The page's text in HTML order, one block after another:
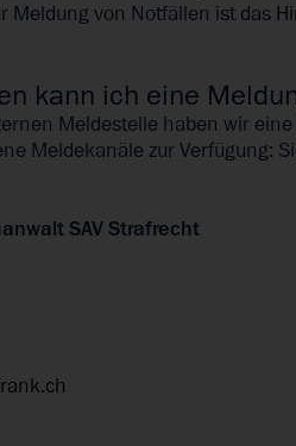
Meldung von Notfällen ist das
kann ich eine
Meldestelle haben wir
Meldekanäle zur Verfügung:
SAV Strafrecht